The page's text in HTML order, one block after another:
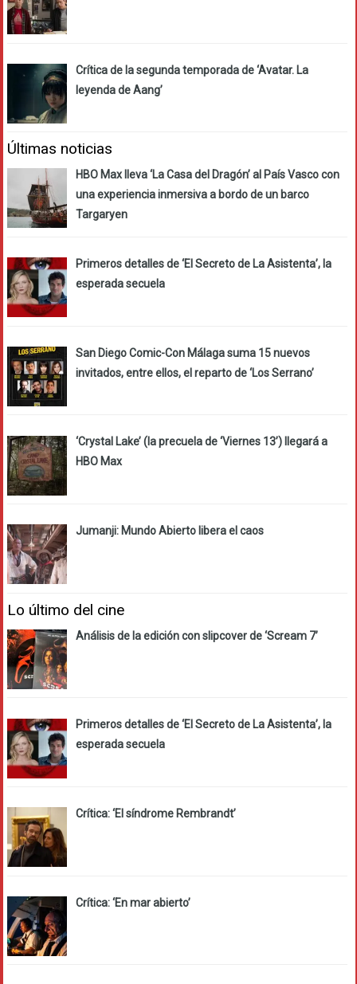
Crítica de la segunda temporada de ‘Avatar. La
leyenda de Aang’
Últimas noticias
HBO Max lleva ‘La Casa del Dragón’ al País Vasco con
una experiencia inmersiva a bordo de un barco
Targaryen
Primeros detalles de ‘El Secreto de La Asistenta’, la
esperada secuela
San Diego Comic-Con Málaga suma 15 nuevos
invitados, entre ellos, el reparto de ‘Los Serrano’
‘Crystal Lake’ (la precuela de ‘Viernes 13’) llegará a
HBO Max
Jumanji: Mundo Abierto libera el caos
Lo último del cine
Análisis de la edición con slipcover de ‘Scream 7’
Primeros detalles de ‘El Secreto de La Asistenta’, la
esperada secuela
Crítica: ‘El síndrome Rembrandt’
Crítica: ‘En mar abierto’